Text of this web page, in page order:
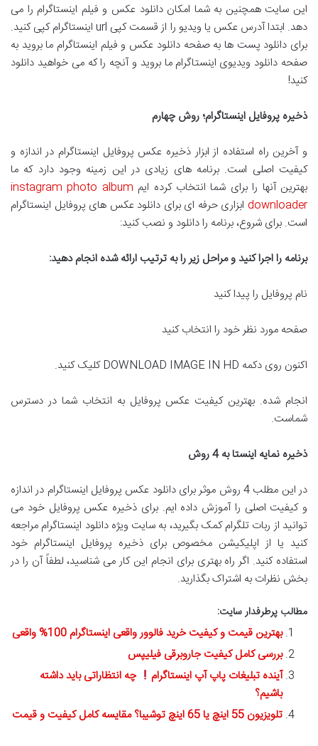
این سایت همچنین به شما امکان دانلود عکس و فیلم اینستاگرام را می
دهد. ابتدا آدرس عکس یا ویدیو را از قسمت کپی url اینستاگرام کپی کنید.
برای دانلود پست ها به صفحه دانلود عکس و فیلم اینستاگرام ما بروید به
صفحه دانلود ویدیوی اینستاگرام ما بروید و آنچه را که می خواهید دانلود
کنید!
ذخیره پروفایل اینستاگرام؛ روش چهارم
و آخرین راه استفاده از ابزار ذخیره عکس پروفایل اینستاگرام در اندازه و
کیفیت اصلی است. برنامه های زیادی در این زمینه وجود دارد که ما
بهترین آنها را برای شما انتخاب کرده ایم instagram photo album
downloader ابزاری حرفه ای برای دانلود عکس های پروفایل اینستاگرام
است. برای شروع، برنامه را دانلود و نصب کنید:
برنامه را اجرا کنید و مراحل زیر را به ترتیب ارائه شده انجام دهید:
نام پروفایل را پیدا کنید
صفحه مورد نظر خود را انتخاب کنید
اکنون روی دکمه DOWNLOAD IMAGE IN HD کلیک کنید.
انجام شده. بهترین کیفیت عکس پروفایل به انتخاب شما در دسترس
شماست.
ذخیره نمایه اینستا به 4 روش
در این مطلب 4 روش موثر برای دانلود عکس پروفایل اینستاگرام در اندازه
و کیفیت اصلی را آموزش داده ایم. برای ذخیره عکس پروفایل خود می
توانید از ربات تلگرام کمک بگیرید، به سایت ویژه دانلود اینستاگرام مراجعه
کنید یا از اپلیکیشن مخصوص برای ذخیره پروفایل اینستاگرام خود
استفاده کنید. اگر راه بهتری برای انجام این کار می شناسید، لطفاً آن را در
بخش نظرات به اشتراک بگذارید.
مطالب پرطرفدار سایت:
بهترین قیمت و کیفیت خرید فالوور واقعی اینستاگرام 100% واقعی
بررسی کامل کیفیت جاروبرقی فیلیپس
آینده تبلیغات پاپ آپ اینستاگرام
چه انتظاراتی باید داشته
باشیم؟
تلویزیون 55 اینچ یا 65 اینچ توشیبا؟ مقایسه کامل کیفیت و قیمت